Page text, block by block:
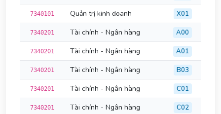
7340101 Quản trị kinh doanh X01
7340201 Tài chính - Ngân hàng A00
7340201 Tài chính - Ngân hàng A01
7340201 Tài chính - Ngân hàng B03
7340201 Tài chính - Ngân hàng C01
7340201 Tài chính - Ngân hàng C02